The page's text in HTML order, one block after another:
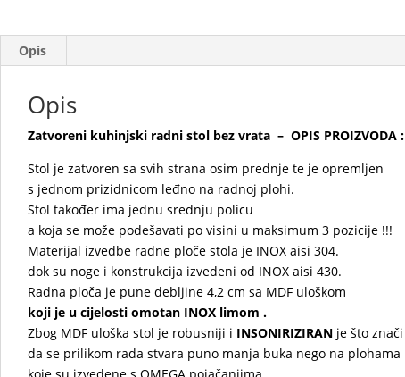
Opis
Opis
Zatvoreni kuhinjski radni stol bez vrata – OPIS PROIZVODA :
Stol je zatvoren sa svih strana osim prednje te je opremljen
s jednom prizidnicom leđno na radnoj plohi.
Stol također ima jednu srednju policu
a koja se može podešavati po visini u maksimum 3 pozicije !!!
Materijal izvedbe radne ploče stola je INOX aisi 304.
dok su noge i konstrukcija izvedeni od INOX aisi 430.
Radna ploča je pune debljine 4,2 cm sa MDF uloškom
koji je u cijelosti omotan INOX limom .
Zbog MDF uloška stol je robusniji i INSONIRIZIRANje što znači
da se prilikom rada stvara puno manja buka nego na plohama
koje su izvedene s OMEGA pojačanjima.